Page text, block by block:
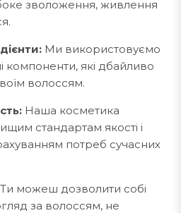
зволоження, живлення
Ми використовуємо
компоненти, які дбайливо
волоссям.
Наша косметика
стандартам якості і
потреб сучасних
Ти можеш дозволити собі
за волоссям, не